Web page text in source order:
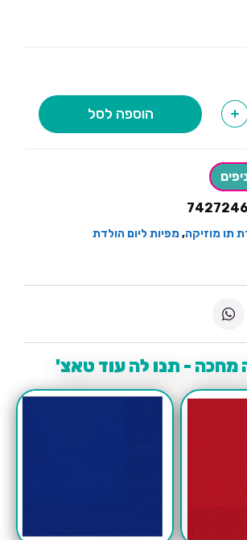
+ הוספה לסל
תו מוזיקה,מפיות ליום הולדת
מחכה - תנו לה עוד טאצ'